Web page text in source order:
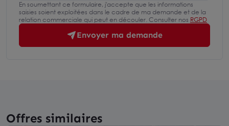
En soumettant ce formulaire, j'accepte que les informations
saisies soient exploitées dans le cadre de ma demande et de la
relation commerciale qui peut en découler. Consulter nos RGPD
Envoyer ma demande
Offres similaires